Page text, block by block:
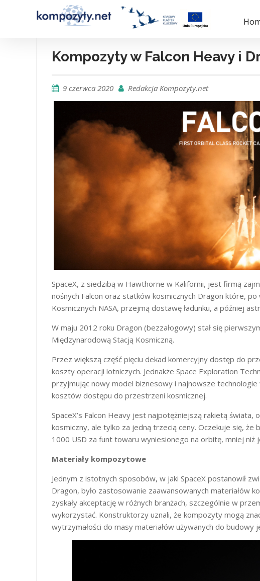
Kompozyty w Falcon Heavy i
9 czerwca 2020 Redakcja Kompozyty.net
SpaceX, z siedzibą w Hawthorne w Kalifornii, jest firmą
nośnych Falcon oraz statków kosmicznych Dragon które,
Kosmicznych NASA, przejmą dostawę ładunku, a później
W maju 2012 roku Dragon (bezzałogowy) stał się
Międzynarodową Stacją Kosmiczną.
Przez większą część pięciu dekad komercyjny dostęp do
koszty operacji lotniczych. Jednakże Space Exploration
przyjmując nowy model biznesowy i najnowsze technologie
kosztów dostępu do przestrzeni kosmicznej.
SpaceX’s Falcon Heavy jest najpotężniejszą rakietą
kosmiczny, ale tylko za jedną trzecią ceny. Oczekuje się,
1000 USD za funt towaru wyniesionego na orbitę, mniej
Materiały kompozytowe
Jednym z istotnych sposobów, w jaki SpaceX postanowił
Dragon, było zastosowanie zaawansowanych materiałów
zyskały akceptację w różnych branżach, szczególnie w
wykorzystać. Konstruktorzy uznali, że kompozyty mogą
wytrzymałości do masy materiałów używanych do budowy